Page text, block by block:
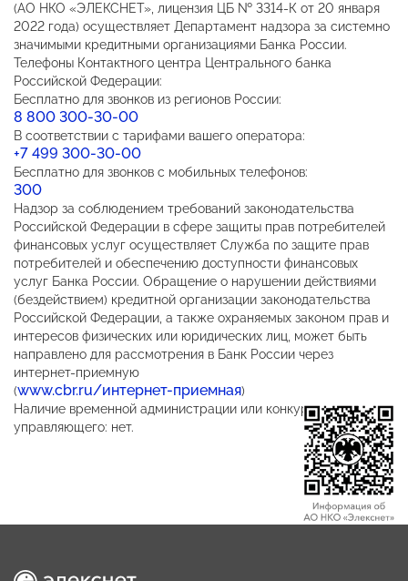
(АО НКО «ЭЛЕКСНЕТ», лицензия ЦБ № 3314-К от 20 января
2022 года) осуществляет Департамент надзора за системно
значимыми кредитными организациями Банка России.
Телефоны Контактного центра Центрального банка
Российской Федерации:
Бесплатно для звонков из регионов России:
8 800 300-30-00
В соответствии с тарифами вашего оператора:
+7 499 300-30-00
Бесплатно для звонков с мобильных телефонов:
300
Надзор за соблюдением требований законодательства
Российской Федерации в сфере защиты прав потребителей
финансовых услуг осуществляет Служба по защите прав
потребителей и обеспечению доступности финансовых
услуг Банка России. Обращение о нарушении действиями
(бездействием) кредитной организации законодательства
Российской Федерации, а также охраняемых законом прав и
интересов физических или юридических лиц, может быть
направлено для рассмотрения в Банк России через
интернет-приемную
(www.cbr.ru/интернет-приемная)
Наличие временной администрации или конкурсного
управляющего: нет.